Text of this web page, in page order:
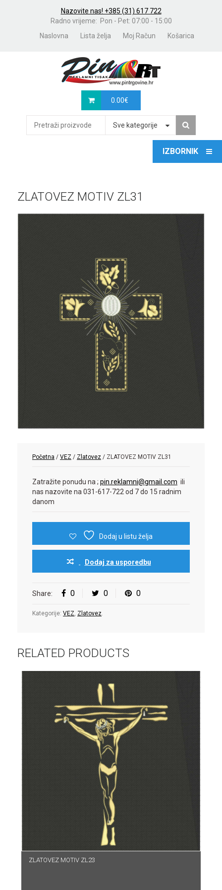
Nazovite nas! +385 (31) 617 722
Radno vrijeme: Pon - Pet: 07:00 - 15:00
Naslovna
Lista želja Moj Račun Košarica
0.00€
Sve kategorije
ZLATOVEZ MOTIV ZL31
Početna / VEZ / Zlatovez / ZLATOVEZ MOTIV ZL31
Zatražite ponudu na ; pin.reklamni@gmail.com ili
nas nazovite na 031-617-722 od 7 do 15 radnim
danom
Dodaj u listu želja
Dodaj za usporedbu
Share: 0 0 0
Kategorije: VEZ, Zlatovez.
RELATED PRODUCTS
ZLATOVEZ MOTIV ZL23